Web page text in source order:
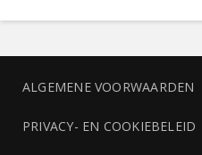
ALGEMENE VOORWAARDEN
PRIVACY- EN COOKIEBELEID